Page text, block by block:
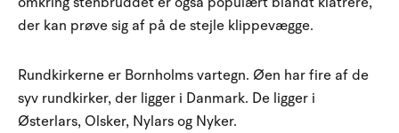
der kan prøve sig af på de stejle klippevægge.
Rundkirkerne er Bornholms vartegn. Øen har fire af de
syv rundkirker, der ligger i Danmark. De ligger i
Østerlars, Olsker, Nylars og Nyker.